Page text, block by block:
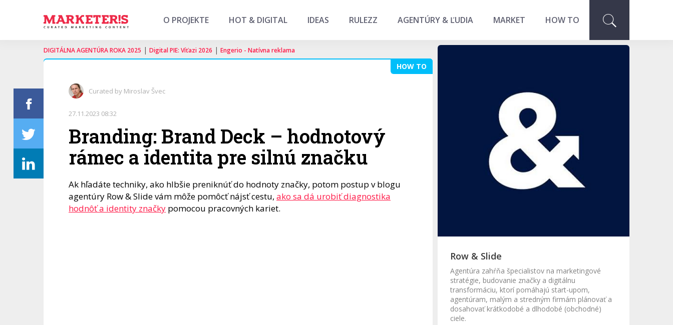
O PROJEKTE HOT & DIGITAL IDEAS RULEZZ AGENTÚRY & ĽUDIA MARKET HOW TO
DIGITÁLNA AGENTÚRA ROKA 2025 | Digital PIE: Víťazi 2026 | Engerio - Natívna reklama
HOW TO
Curated by Miroslav Švec
27.11.2023 08:32
Branding: Brand Deck – hodnotový
rámec a identita pre silnú značku
Ak hľadáte techniky, ako hlbšie preniknúť do hodnoty značky, potom postup v blogu
agentúry Row & Slide vám môže pomôcť nájsť cestu, ako sa dá urobiť diagnostika
hodnôť a identity značky pomocou pracovných kariet.
Row & Slide
Agentúra zahŕňa špecialistov na marketingové
stratégie, budovanie značky a digitálnu
transformáciu, ktorí pomáhajú start-upom,
agentúram, malým a stredným firmám plánovať a
dosahovať krátkodobé a dlhodobé (obchodné)
ciele.